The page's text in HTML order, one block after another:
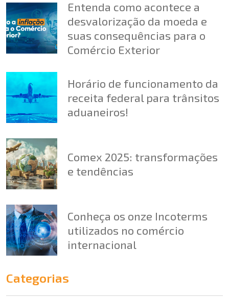
Entenda como acontece a
desvalorização da moeda e
suas consequências para o
Comércio Exterior
Horário de funcionamento da
receita federal para trânsitos
aduaneiros!
Comex 2025: transformações
e tendências
Conheça os onze Incoterms
utilizados no comércio
internacional
Categorias